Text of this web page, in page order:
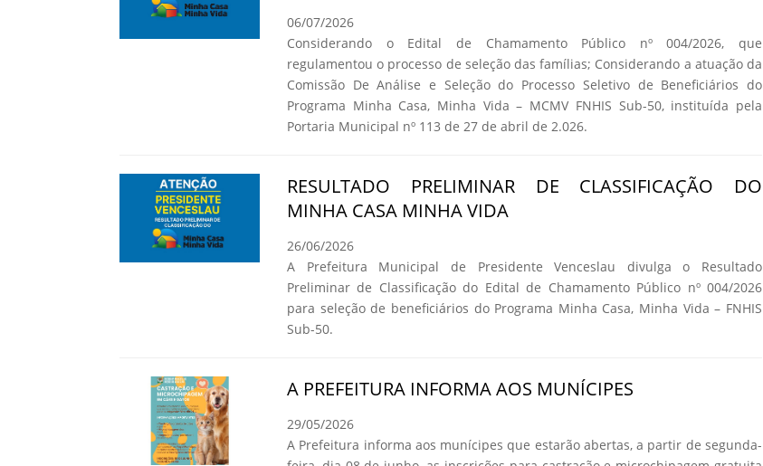
06/07/2026
Considerando o Edital de Chamamento Público nº 004/2026, que
regulamentou o processo de seleção das famílias; Considerando a atuação da
Comissão De Análise e Seleção do Processo Seletivo de Beneficiários do
Programa Minha Casa, Minha Vida – MCMV FNHIS Sub-50, instituída pela
Portaria Municipal nº 113 de 27 de abril de 2.026.
RESULTADO PRELIMINAR DE CLASSIFICAÇÃO DO
MINHA CASA MINHA VIDA
26/06/2026
A Prefeitura Municipal de Presidente Venceslau divulga o Resultado
Preliminar de Classificação do Edital de Chamamento Público nº 004/2026
para seleção de beneficiários do Programa Minha Casa, Minha Vida – FNHIS
Sub-50.
A PREFEITURA INFORMA AOS MUNÍCIPES
29/05/2026
A Prefeitura informa aos munícipes que estarão abertas, a partir de segunda-